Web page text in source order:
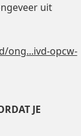
uit
ong...ivd-opcw-
JE